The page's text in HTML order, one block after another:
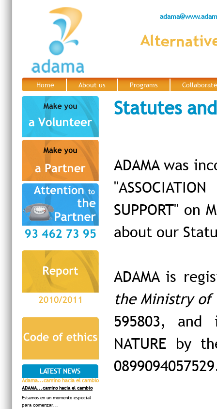
Home About us Programs
Statutes
ADAMA was
SUPPORT"
about our
ADAMA is
the Ministry
595803, and
NATURE by
LATEST NEWS
Adama...camino hacia el cambio
ADAMA...camino hacia el cambio
Estamos en un momento especial
para comenzar...